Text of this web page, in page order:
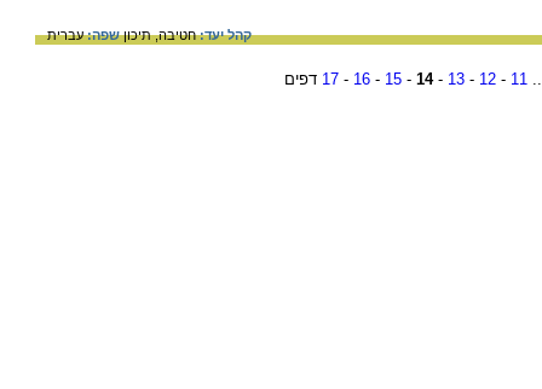
קהל יעד:חטיבה,תיכוןשפה:עברית
11
-
12
-
13
-
14
-
15
-
16
-
17 דפים